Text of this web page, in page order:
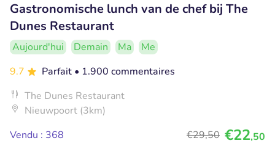
Gastronomische lunch van de chef bij The
Dunes Restaurant
Aujourd'hui Demain Ma
Me
9.7
Parfait • 1.900 commentaires
The Dunes Restaurant
Nieuwpoort (3km)
Vendu : 368
€29,50 €22,50